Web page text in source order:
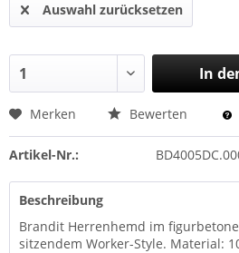
Auswahl zurücksetzen
In
Merken Bewerten
Artikel-Nr.:
Beschreibung
Brandit Herrenhemd im
sitzendem Worker-Style. Material: